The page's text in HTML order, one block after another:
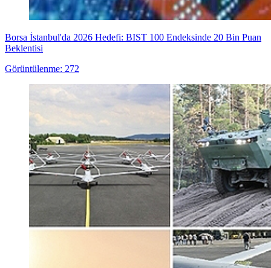
Borsa İstanbul'da 2026 Hedefi: BIST 100 Endeksinde 20 Bin Puan
Beklentisi
Görüntülenme: 272